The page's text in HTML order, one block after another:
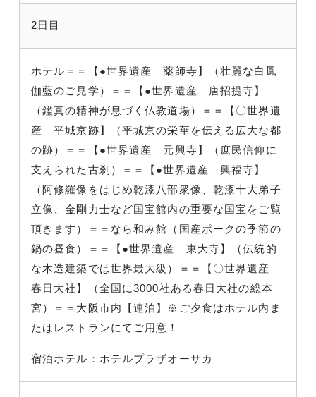
2日目
ホテル＝＝【●世界遺産 薬師寺】（壮麗な白鳳
伽藍のご見学）＝＝【●世界遺産 唐招提寺】
（鑑真の精神が息づく仏教道場）＝＝【〇世界遺
産 平城京跡】（平城京の栄華を伝える広大な都
の跡）＝＝【●世界遺産 元興寺】（庶民信仰に
支えられた古刹）＝＝【●世界遺産 興福寺】
（阿修羅像をはじめ乾漆八部衆像、乾漆十大弟子
立像、金剛力士など国宝館内の重要な国宝をご覧
頂きます）＝＝なら和み館（国産ポークの季節の
鍋の昼食）＝＝【●世界遺産 東大寺】（伝統的
な木造建築では世界最大級）＝＝【〇世界遺産
春日大社】（全国に3000社ある春日大社の総本
宮）＝＝大阪市内【連泊】※ご夕食はホテル内ま
たはレストランにてご用意！
宿泊ホテル：ホテルプラザオーサカ